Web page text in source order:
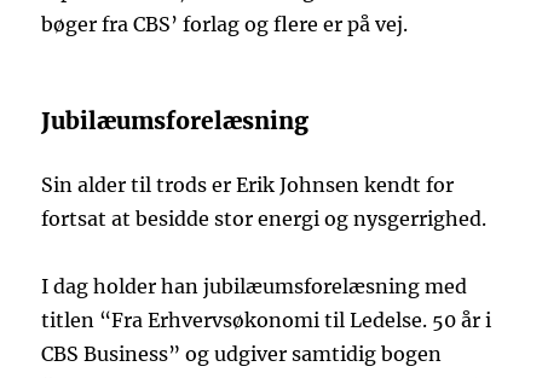
bøger fra CBS’ forlag og flere er på vej.
Jubilæumsforelæsning
Sin alder til trods er Erik Johnsen kendt for
fortsat at besidde stor energi og nysgerrighed.
I dag holder han jubilæumsforelæsning med
titlen “Fra Erhvervsøkonomi til Ledelse. 50 år i
CBS Business” og udgiver samtidig bogen